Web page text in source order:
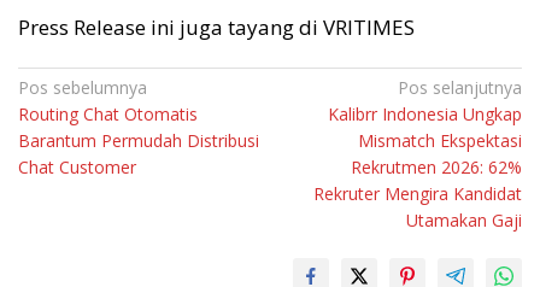
Press Release ini juga tayang di VRITIMES
Navigasi
pos
Pos sebelumnya
Routing Chat Otomatis
Barantum Permudah Distribusi
Chat Customer
Pos selanjutnya
Kalibrr Indonesia Ungkap
Mismatch Ekspektasi
Rekrutmen 2026: 62%
Rekruter Mengira Kandidat
Utamakan Gaji